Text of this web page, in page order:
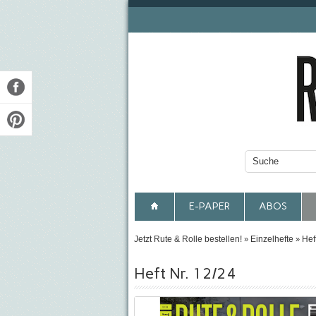
E-PAPER ABOS
Jetzt Rute & Rolle bestellen! » Einzelhefte »
Heft Nr. 12/24